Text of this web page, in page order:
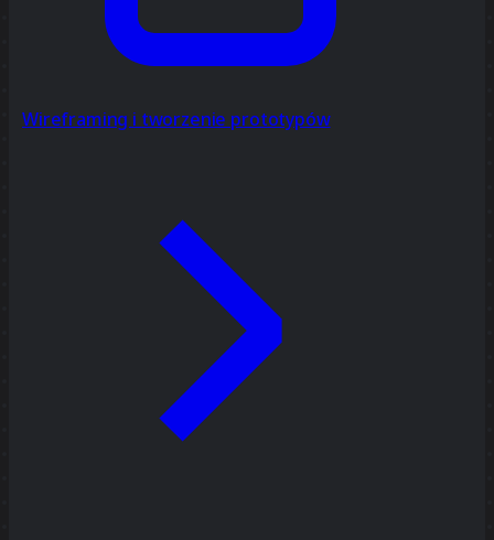
Wireframing i tworzenie prototypów